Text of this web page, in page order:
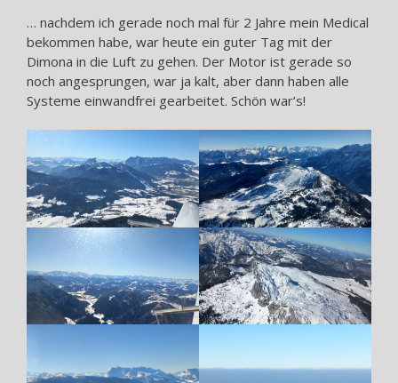
… nachdem ich gerade noch mal für 2 Jahre mein Medical
bekommen habe, war heute ein guter Tag mit der
Dimona in die Luft zu gehen. Der Motor ist gerade so
noch angesprungen, war ja kalt, aber dann haben alle
Systeme einwandfrei gearbeitet. Schön war’s!